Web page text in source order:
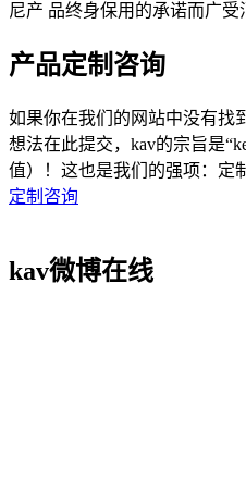
尼产 品终身保用的承诺而广受
产品定制咨询
如果你在我们的网站中没有找
想法在此提交，kav的宗旨是
值）！这也是我们的强项：定
定制咨询
kav微博在线